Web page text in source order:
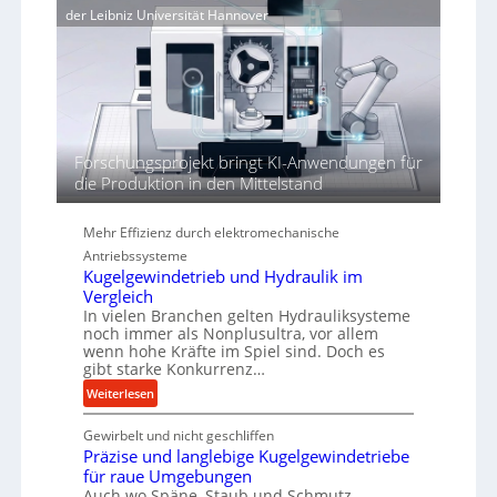
j
r
e
r
h
d
i
e
e
r
f
o
r
m
a
n
c
e
b
e
der Leibniz Universität Hannover
Forschungsprojekt bringt KI-Anwendungen für
die Produktion in den Mittelstand
Mehr Effizienz durch elektromechanische
Antriebssysteme
Kugelgewindetrieb und Hydraulik im
Vergleich
In vielen Branchen gelten Hydrauliksysteme
noch immer als Nonplusultra, vor allem
wenn hohe Kräfte im Spiel sind. Doch es
gibt starke Konkurrenz…
Weiterlesen:
K
u
g
e
Gewirbelt und nicht geschliffen
Präzise und langlebige Kugelgewindetriebe
für raue Umgebungen